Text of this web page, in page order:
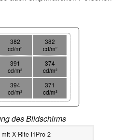
382
cd/m²
382
cd/m²
391
cd/m²
374
cd/m²
394
cd/m²
371
cd/m²
des Bildschirms
X-Rite i1Pro 2